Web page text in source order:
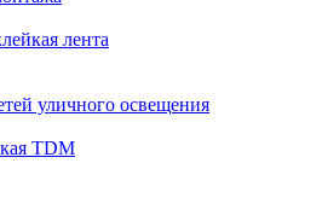
лента
уличного освещения
TDM